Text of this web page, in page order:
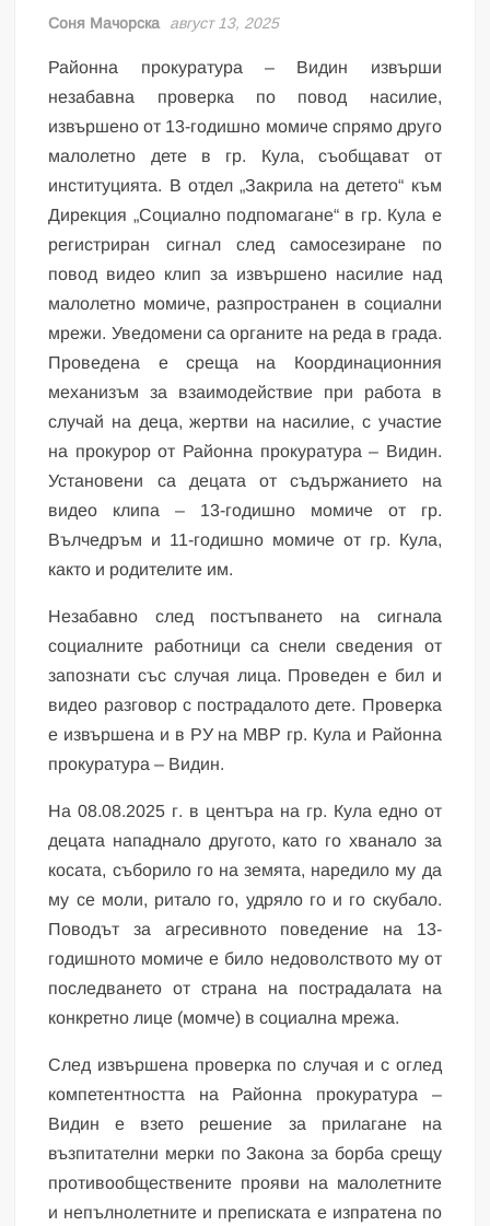
Соня Мачорска август 13, 2025
Районна прокуратура – Видин извърши
незабавна проверка по повод насилие,
извършено от 13-годишно момиче спрямо друго
малолетно дете в гр. Кула, съобщават от
институцията. В отдел „Закрила на детето“ към
Дирекция „Социално подпомагане“ в гр. Кула е
регистриран сигнал след самосезиране по
повод видео клип за извършено насилие над
малолетно момиче, разпространен в социални
мрежи. Уведомени са органите на реда в града.
Проведена е среща на Координационния
механизъм за взаимодействие при работа в
случай на деца, жертви на насилие, с участие
на прокурор от Районна прокуратура – Видин.
Установени са децата от съдържанието на
видео клипа – 13-годишно момиче от гр.
Вълчедръм и 11-годишно момиче от гр. Кула,
както и родителите им.
Незабавно след постъпването на сигнала
социалните работници са снели сведения от
запознати със случая лица. Проведен е бил и
видео разговор с пострадалото дете. Проверка
е извършена и в РУ на МВР гр. Кула и Районна
прокуратура – Видин.
На 08.08.2025 г. в центъра на гр. Кула едно от
децата нападнало другото, като го хванало за
косата, съборило го на земята, наредило му да
му се моли, ритало го, удряло го и го скубало.
Поводът за агресивното поведение на 13-
годишното момиче е било недоволството му от
последването от страна на пострадалата на
конкретно лице (момче) в социална мрежа.
След извършена проверка по случая и с оглед
компетентността на Районна прокуратура –
Видин е взето решение за прилагане на
възпитателни мерки по Закона за борба срещу
противообществените прояви на малолетните
и непълнолетните и преписката е изпратена по